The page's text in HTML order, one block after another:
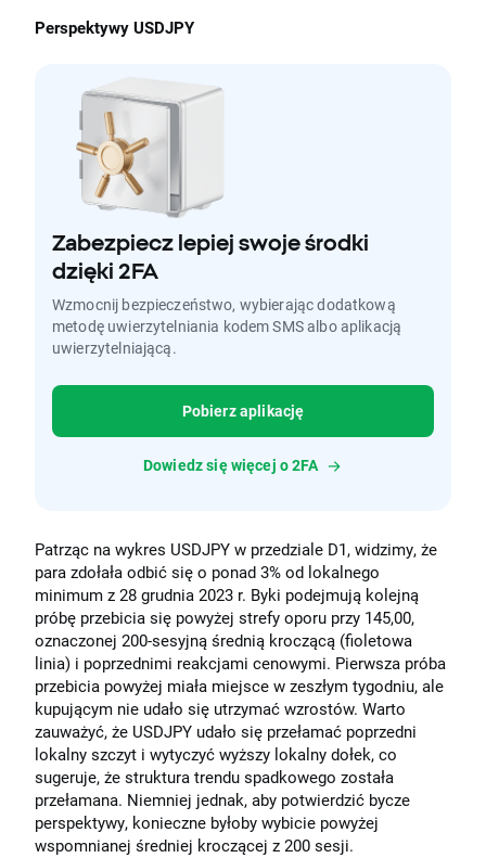
Perspektywy USDJPY
Zabezpiecz lepiej swoje środki
dzięki 2FA
Wzmocnij bezpieczeństwo, wybierając dodatkową
metodę uwierzytelniania kodem SMS albo aplikacją
uwierzytelniającą.
Pobierz aplikację
Dowiedz się więcej o 2FA
Patrząc na wykres USDJPY w przedziale D1, widzimy, że
para zdołała odbić się o ponad 3% od lokalnego
minimum z 28 grudnia 2023 r. Byki podejmują kolejną
próbę przebicia się powyżej strefy oporu przy 145,00,
oznaczonej 200-sesyjną średnią kroczącą (fioletowa
linia) i poprzednimi reakcjami cenowymi. Pierwsza próba
przebicia powyżej miała miejsce w zeszłym tygodniu, ale
kupującym nie udało się utrzymać wzrostów. Warto
zauważyć, że USDJPY udało się przełamać poprzedni
lokalny szczyt i wytyczyć wyższy lokalny dołek, co
sugeruje, że struktura trendu spadkowego została
przełamana. Niemniej jednak, aby potwierdzić bycze
perspektywy, konieczne byłoby wybicie powyżej
wspomnianej średniej kroczącej z 200 sesji.